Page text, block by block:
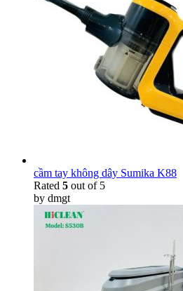
cầm tay không dây Sumika K88
Rated 5 out of 5
by dmgt